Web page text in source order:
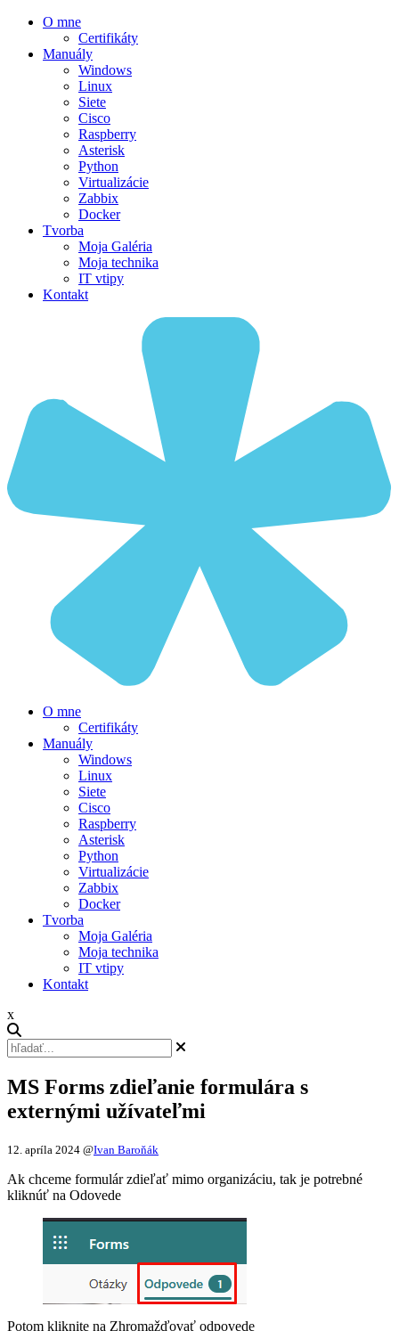
O mne
Certifikáty
Manuály
Windows
Linux
Siete
Cisco
Raspberry
Asterisk
Python
Virtualizácie
Zabbix
Docker
Tvorba
Moja Galéria
Moja technika
IT vtipy
Kontakt
O mne
Certifikáty
Manuály
Windows
Linux
Siete
Cisco
Raspberry
Asterisk
Python
Virtualizácie
Zabbix
Docker
Tvorba
Moja Galéria
Moja technika
IT vtipy
Kontakt
x
MS Forms zdieľanie formulára s
externými užívateľmi
12. apríla 2024 @Ivan Baroňák
Ak chceme formulár zdieľať mimo organizáciu, tak je potrebné
kliknúť na Odovede
Potom kliknite na Zhromažďovať odpovede